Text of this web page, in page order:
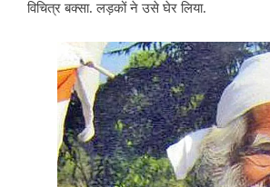
विचित्र बक्सा. लड़कों ने उसे घेर लिया.